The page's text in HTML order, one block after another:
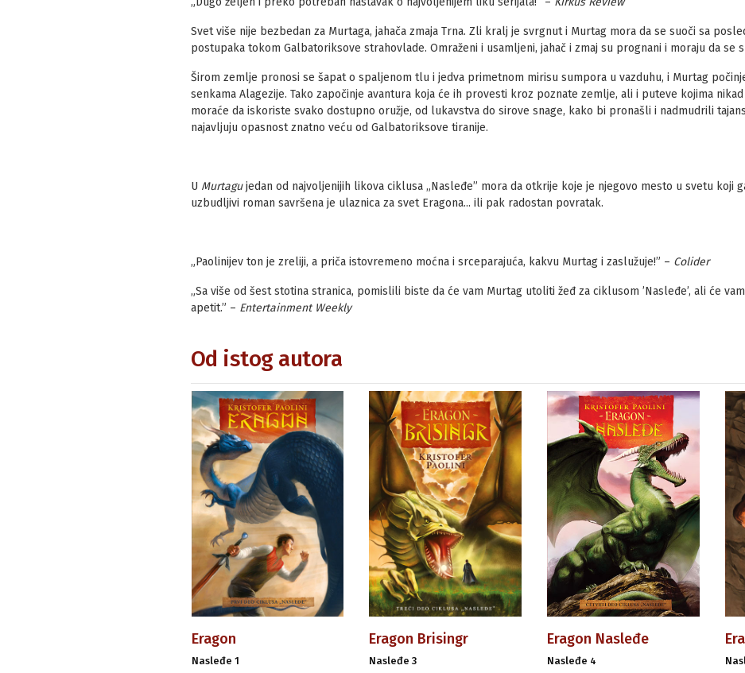
Svet više nije bezbedan za Murtaga, jahača zmaja Trna. Zli kralj je svrgnut i Murtag mora da se suoči sa
postupaka tokom Galbatoriksove strahovlade. Omraženi i usamljeni, jahač i zmaj su prognani i moraju da se
Širom zemlje pronosi se šapat o spaljenom tlu i jedva primetnom mirisu sumpora u vazduhu, i Murtag
senkama Alagezije. Tako započinje avantura koja će ih provesti kroz poznate zemlje, ali i puteve kojima
moraće da iskoriste svako dostupno oružje, od lukavstva do sirove snage, kako bi pronašli i nadmudrili
najavljuju opasnost znatno veću od Galbatoriksove tiranije.
U Murtagujedan od najvoljenijih likova ciklusa „Nasleđe” mora da otkrije koje je njegovo mesto u svetu koji
uzbudljivi roman savršena je ulaznica za svet Eragona... ili pak radostan povratak.
„Paolinijev ton je zreliji, a priča istovremeno moćna i srceparajuća, kakvu Murtag i zaslužuje!” – Colider
„Sa više od šest stotina stranica, pomislili biste da će vam Murtag utoliti žeđ za ciklusom ’Nasleđe’, ali će
apetit.” – Entertainment Weekly
Od istog autora
Eragon
Nasleđe 1
Eragon Brisingr
Nasleđe 3
Eragon Nasleđe
Nasleđe 4